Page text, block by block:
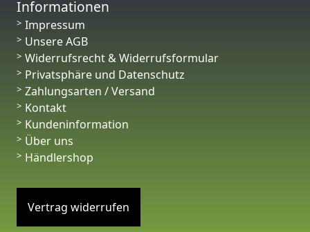
Informationen
Impressum
Unsere AGB
Widerrufsrecht & Widerrufsformular
Privatsphäre und Datenschutz
Zahlungsarten / Versand
Kontakt
Kundeninformation
Über uns
Händlershop
Vertrag widerrufen